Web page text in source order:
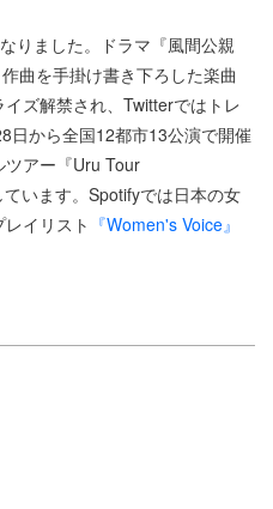
りました。ドラマ『風間公親
曲を手掛け書き下ろした楽曲
ズ解禁され、Twitterではトレ
日から全国12都市13公演で開催
ツアー『Uru Tour
います。Spotifyでは日本の女
イリスト 『Women's Voice』